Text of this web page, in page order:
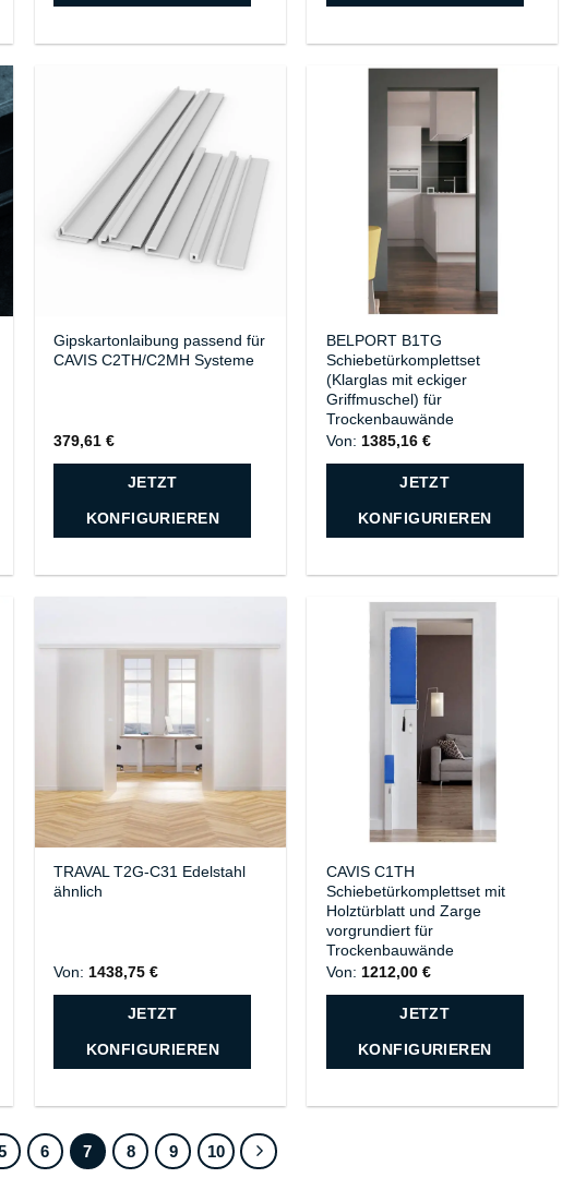
Gipskartonlaibung passend für
CAVIS C2TH/C2MH Systeme
379,61€
JETZT
KONFIGURIEREN
BELPORT B1TG
Schiebetürkomplettset
(Klarglas mit eckiger
Griffmuschel) für
Trockenbauwände
Von: 1385,16 €
JETZT
KONFIGURIEREN
TRAVAL T2G-C31 Edelstahl
ähnlich
Von: 1438,75€
JETZT
KONFIGURIEREN
CAVIS C1TH
Schiebetürkomplettset mit
Holztürblatt und Zarge
vorgrundiert für
Trockenbauwände
Von: 1212,00 €
JETZT
KONFIGURIEREN
6 7 8 9 10